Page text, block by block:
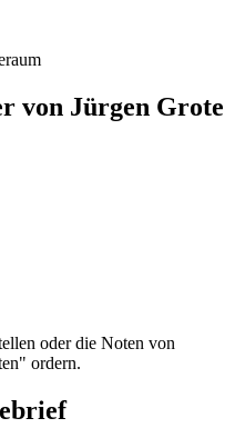
von Jürgen Grote
oder die Noten von
ordern.